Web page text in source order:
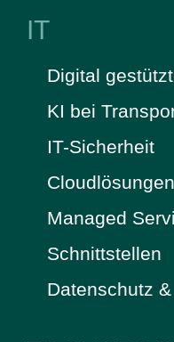
IT
Digital
KI bei
IT-Sicherheit
Cloudlösungen
Managed
Schnittstellen
Datenschutz